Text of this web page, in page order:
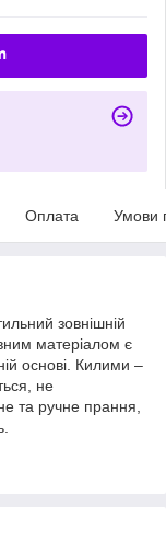
Оплата Умови
зовнішній
матеріалом є
основі. Килими –
не
та ручне прання,